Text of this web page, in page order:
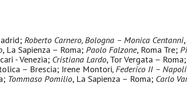
Roberto Carnero, Bologna – Monica Centanni
, La Sapienza – Roma; Paolo Falzone, Roma Tre;
- Venezia; Cristiana Lardo, Tor Vergata – Roma;
– Brescia; Irene Montori, Federico II – Napoli
Tommaso Pomilio, La Sapienza – Roma; Carlo